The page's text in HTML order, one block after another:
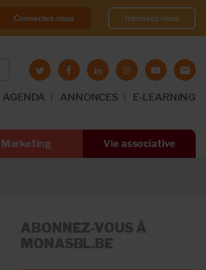
Connectez-vous Inscrivez-vous
AGENDA ANNONCES E-LEARNING
Marketing Vie associative
ABONNEZ-VOUS À
MONASBL.BE